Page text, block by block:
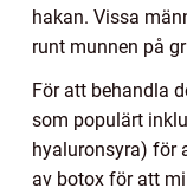
hakan. Vissa
runt munnen på
För att behandla
som populärt
hyaluronsyra) för
av botox för att